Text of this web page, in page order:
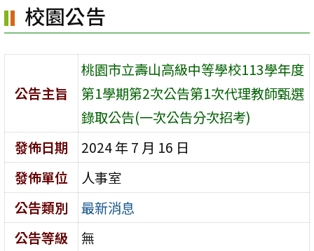
區
校園公告
公告主旨
桃園市立壽山高級中等學校113學年度
第1學期第2次公告第1次代理教師甄選
錄取公告(一次公告分次招考)
發佈日期
2024 年 7 月 16 日
發佈單位
人事室
公告類別
最新消息
公告等級
無